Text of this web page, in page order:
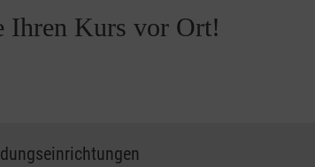
Ihren Kurs vor Ort!